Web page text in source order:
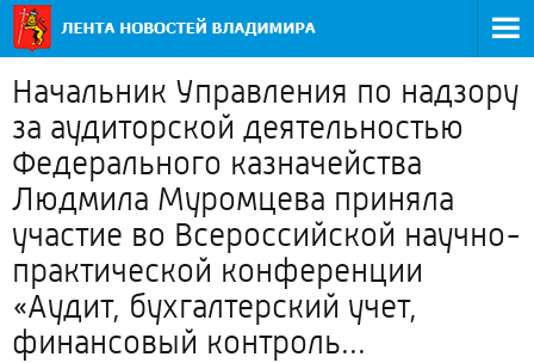
Начальник Управления по надзору
за аудиторской деятельностью
Федерального казначейства
Людмила Муромцева приняла
участие во Всероссийской научно-
практической конференции
«Аудит, бухгалтерский учет,
финансовый контроль...